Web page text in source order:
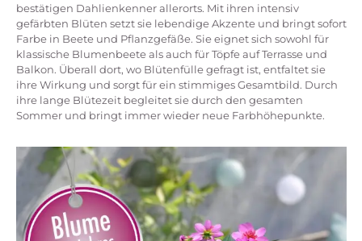
bestätigen Dahlienkenner allerorts. Mit ihren intensiv
gefärbten Blüten setzt sie lebendige Akzente und bringt sofort
Farbe in Beete und Pflanzgefäße. Sie eignet sich sowohl für
klassische Blumenbeete als auch für Töpfe auf Terrasse und
Balkon. Überall dort, wo Blütenfülle gefragt ist, entfaltet sie
ihre Wirkung und sorgt für ein stimmiges Gesamtbild. Durch
ihre lange Blütezeit begleitet sie durch den gesamten
Sommer und bringt immer wieder neue Farbhöhepunkte.